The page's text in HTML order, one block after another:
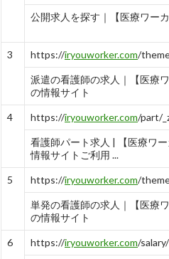
公開求人を探す｜【医療ワーカ
3 https://iryouworker.com/
派遣の看護師の求人｜【医療
の情報サイト
4 https://iryouworker.com/part/
看護師パート求人 | 【医療ワ
情報サイトご利用 ...
5 https://iryouworker.com/
単発の看護師の求人｜【医療
の情報サイト
6 https://iryouworker.com/salary/